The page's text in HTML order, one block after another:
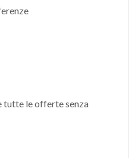
le offerte senza